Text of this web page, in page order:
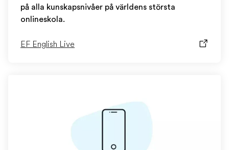
på alla kunskapsnivåer på världens största
onlineskola.
EF English Live